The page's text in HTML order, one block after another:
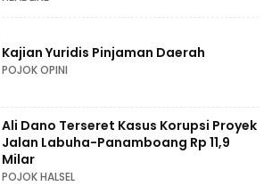
Kajian Yuridis Pinjaman Daerah
POJOK OPINI
Ali Dano Terseret Kasus Korupsi Proyek
Jalan Labuha-Panamboang Rp 11,9
Milar
POJOK HALSEL